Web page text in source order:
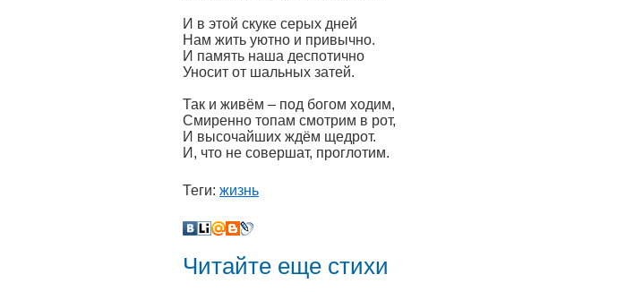
И в этой скуке серых дней
Нам жить уютно и привычно.
И память наша деспотично
Уносит от шальных затей.
Так и живём – под богом ходим,
Смиренно топам смотрим в рот,
И высочайших ждём щедрот.
И, что не совершат, проглотим.
Теги: жизнь
Читайте еще стихи